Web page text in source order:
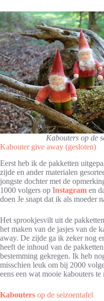
Kabouters op de
Kabouter give away (gesloten)
Eerst heb ik de pakketten
zijde en ander materialen
jongste dochter met de
1000 volgers op Instagram en
doen Je snapt dat ik als moeder
Het sprookjesvilt uit de
het maken van de jasjes van de
away. De zijde ga ik zeker nog
heeft de inhoud van de
bestemming gekregen. Ik heb
misschien leuk om bij 2000
eens een wat mooie kabouters te
Kabouters op de seizoentafel